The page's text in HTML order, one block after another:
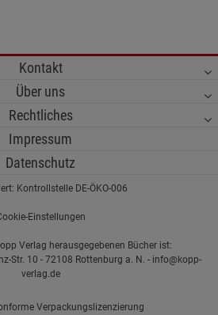
Kontakt
Über uns
Rechtliches
Impressum
Datenschutz
Kontrollstelle DE-ÖKO-006
Einstellungen
Verlag herausgegebenen Bücher ist:
Str. 10 - 72108 Rottenburg a. N. - info@kopp-
verlag.de
Verpackungslizenzierung